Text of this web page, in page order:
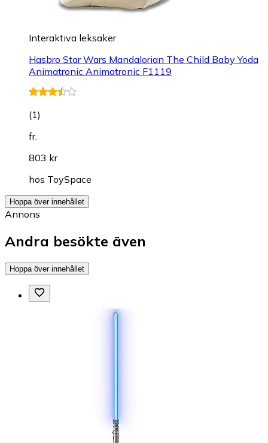
Interaktiva leksaker
Hasbro Star Wars Mandalorian The Child Baby Yoda
Animatronic Animatronic F1119
(1)
fr.
803 kr
hos ToySpace
Hoppa över innehållet
Annons
Andra besökte även
Hoppa över innehållet